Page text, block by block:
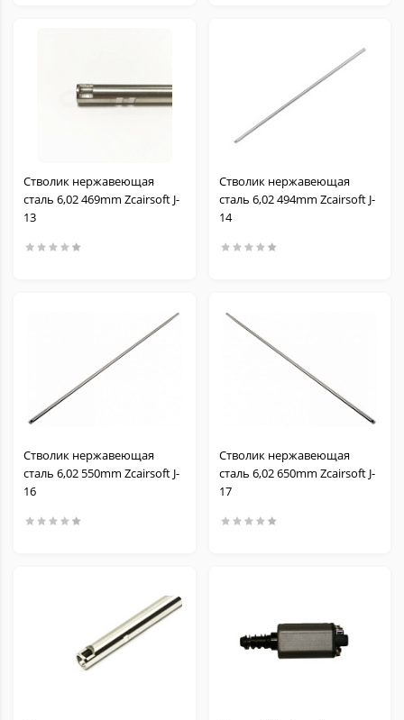
Стволик нержавеющая
сталь 6,02 469mm Zcairsoft J-
13
Стволик нержавеющая
сталь 6,02 494mm Zcairsoft J-
14
Стволик нержавеющая
сталь 6,02 550mm Zcairsoft J-
16
Стволик нержавеющая
сталь 6,02 650mm Zcairsoft J-
17